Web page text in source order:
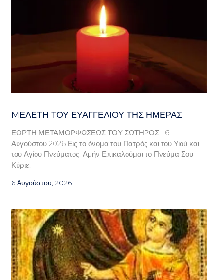
MΕΛΈΤΗ ΤΟΥ ΕΥΑΓΓΕΛΊΟΥ ΤΗΣ ΗΜΈΡΑΣ
ΕΟΡΤΗ ΜΕΤΑΜΟΡΦΩΣΕΩΣ ΤΟΥ ΣΩΤΗΡΟΣ 6
Αυγούστου 2026 Εις το όνομα του Πατρός και του Υιού και
του Αγίου Πνεύματος. Αμήν Επικαλούμαι το Πνεύμα Σου
Κύριε,
6 Αυγούστου, 2026